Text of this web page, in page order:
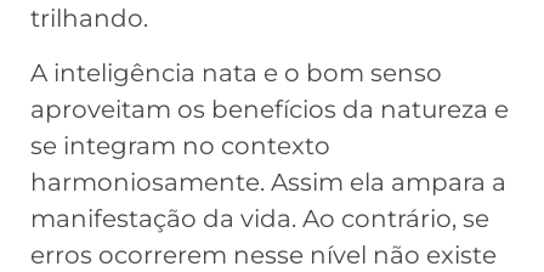
trilhando.
A inteligência nata e o bom senso
aproveitam os benefícios da natureza e
se integram no contexto
harmoniosamente. Assim ela ampara a
manifestação da vida. Ao contrário, se
erros ocorrerem nesse nível não existe